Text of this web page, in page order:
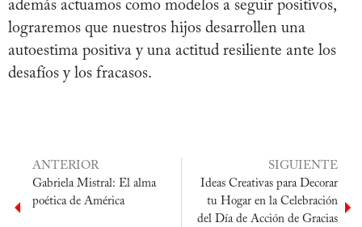
además actuamos como modelos a seguir positivos,
lograremos que nuestros hijos desarrollen una
autoestima positiva y una actitud resiliente ante los
desafíos y los fracasos.
ANTERIOR
Gabriela Mistral: El alma
poética de América
SIGUIENTE
Ideas Creativas para Decorar
tu Hogar en la Celebración
del Día de Acción de Gracias